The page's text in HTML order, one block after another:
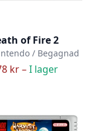
of Fire 2
/ Begagnad
kr –I lager